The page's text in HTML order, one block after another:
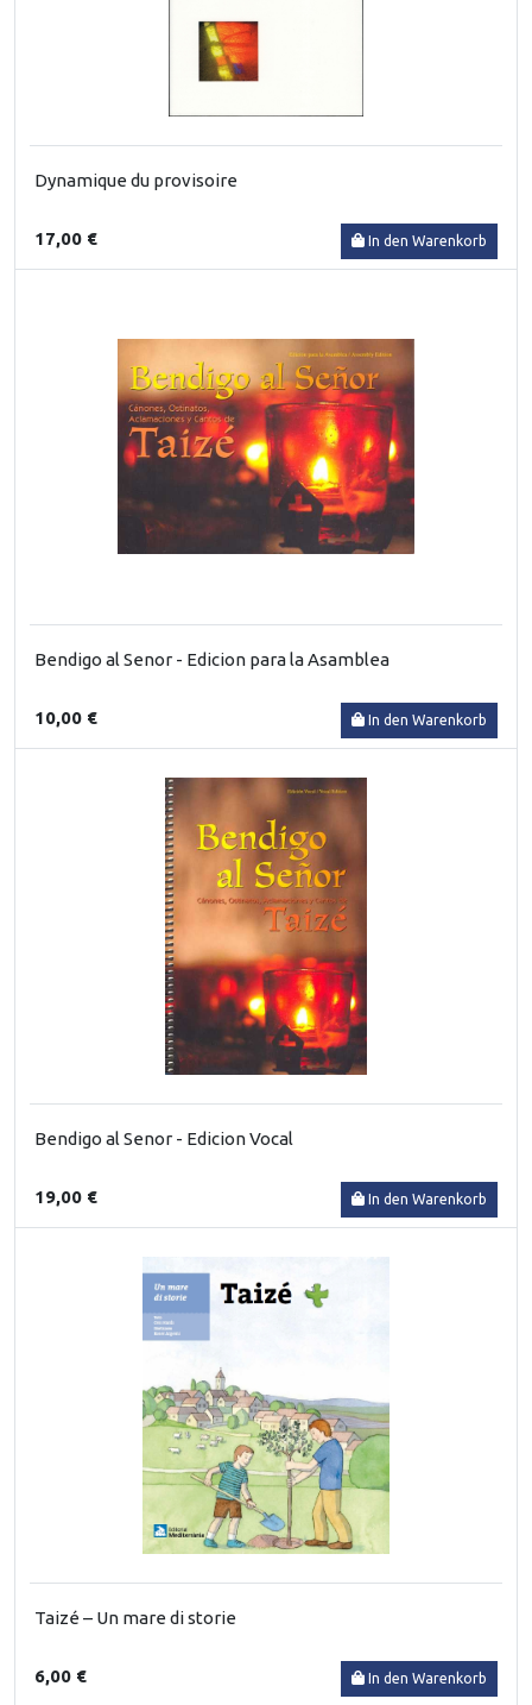
Dynamique du provisoire
17,00 € In den Warenkorb
Bendigo al Senor - Edicion para la Asamblea
10,00 € In den Warenkorb
Bendigo al Senor - Edicion Vocal
19,00 € In den Warenkorb
Taizé – Un mare di storie
6,00 € In den Warenkorb